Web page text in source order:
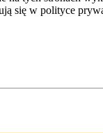
się w polityce